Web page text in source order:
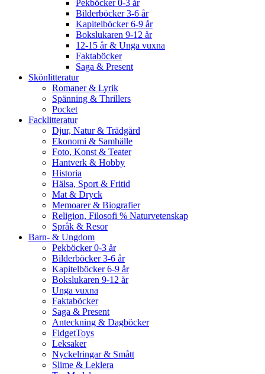
Pekböcker 0-3 år
Bilderböcker 3-6 år
Kapitelböcker 6-9 år
Bokslukaren 9-12 år
12-15 år & Unga vuxna
Faktaböcker
Saga & Present
Skönlitteratur
Romaner & Lyrik
Spänning & Thrillers
Pocket
Facklitteratur
Djur, Natur & Trädgård
Ekonomi & Samhälle
Foto, Konst & Teater
Hantverk & Hobby
Historia
Hälsa, Sport & Fritid
Mat & Dryck
Memoarer & Biografier
Religion, Filosofi % Naturvetenskap
Språk & Resor
Barn- & Ungdom
Pekböcker 0-3 år
Bilderböcker 3-6 år
Kapitelböcker 6-9 år
Bokslukaren 9-12 år
Unga vuxna
Faktaböcker
Saga & Present
Anteckning & Dagböcker
FidgetToys
Leksaker
Nyckelringar & Smått
Slime & Leklera